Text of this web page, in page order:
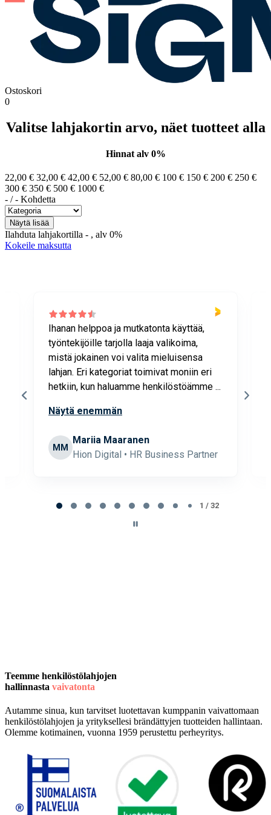
Ostoskori
0
Valitse lahjakortin arvo, näet tuotteet alla
Hinnat alv 0%
22,00 € 32,00 € 42,00 € 52,00 € 80,00 € 100 € 150 € 200 € 250 €
300 € 350 € 500 € 1000 €
- /- Kohdetta
Ilahduta lahjakortilla - , alv 0%
Kokeile maksutta
Ihanan helppoa ja mutkatonta käyttää,
työntekijöille tarjolla laaja valikoima,
mistä jokainen voi valita mieluisensa
lahjan. Eri kategoriat toimivat moniin eri
hetkiin, kun haluamme henkilöstöämme ...
Näytä enemmän
MM
Mariia Maaranen
Hion Digital • HR Business Partner
1 / 32
Teemme henkilöstölahjojen
hallinnasta vaivatonta
Autamme sinua, kun tarvitset luotettavan kumppanin vaivattomaan
henkilöstölahjojen ja yrityksellesi brändättyjen tuotteiden hallintaan.
Olemme kotimainen, vuonna 1959 perustettu perheyritys.